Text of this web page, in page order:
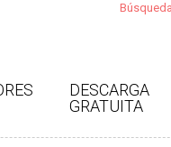
DESCARGA
GRATUITA